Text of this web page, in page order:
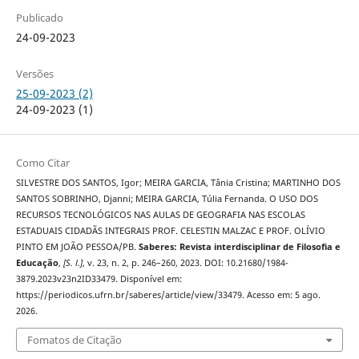
Publicado
24-09-2023
Versões
25-09-2023 (2)
24-09-2023 (1)
Como Citar
SILVESTRE DOS SANTOS, Igor; MEIRA GARCIA, Tânia Cristina; MARTINHO DOS
SANTOS SOBRINHO, Djanni; MEIRA GARCIA, Túlia Fernanda. O USO DOS
RECURSOS TECNOLÓGICOS NAS AULAS DE GEOGRAFIA NAS ESCOLAS
ESTADUAIS CIDADÃS INTEGRAIS PROF. CELESTIN MALZAC E PROF. OLÍVIO
PINTO EM JOÃO PESSOA/PB. Saberes: Revista interdisciplinar de Filosofia e
Educação, [S. l.], v. 23, n. 2, p. 246–260, 2023. DOI: 10.21680/1984-
3879.2023v23n2ID33479. Disponível em:
https://periodicos.ufrn.br/saberes/article/view/33479. Acesso em: 5 ago.
2026.
Fomatos de Citação